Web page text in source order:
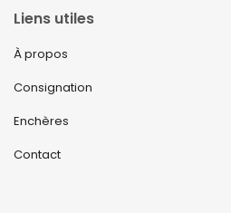
Liens utiles
À propos
Consignation
Enchères
Contact